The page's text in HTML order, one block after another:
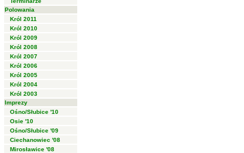
Polowania
Król 2011
Król 2010
Król 2009
Król 2008
Król 2007
Król 2006
Król 2005
Król 2004
Król 2003
Imprezy
Ośno/Słubice '10
Osie '10
Ośno/Słubice '09
Ciechanowiec '08
Mirosławice '08